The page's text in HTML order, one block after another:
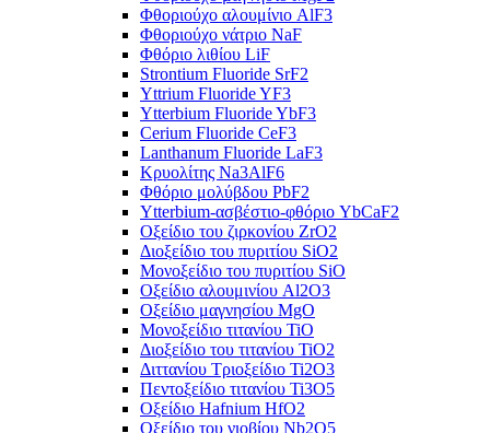
Φθοριούχο αλουμίνιο AlF3
Φθοριούχο νάτριο NaF
Φθόριο λιθίου LiF
Strontium Fluoride SrF2
Yttrium Fluoride YF3
Ytterbium Fluoride YbF3
Cerium Fluoride CeF3
Lanthanum Fluoride LaF3
Κρυολίτης Na3AlF6
Φθόριο μολύβδου PbF2
Ytterbium-ασβέστιο-φθόριο YbCaF2
Οξείδιο του ζιρκονίου ZrO2
Διοξείδιο του πυριτίου SiO2
Μονοξείδιο του πυριτίου SiO
Οξείδιο αλουμινίου Al2O3
Οξείδιο μαγνησίου MgO
Μονοξείδιο τιτανίου TiO
Διοξείδιο του τιτανίου TiO2
Διττανίου Τριοξείδιο Ti2O3
Πεντοξείδιο τιτανίου Ti3O5
Οξείδιο Hafnium HfO2
Οξείδιο του νιοβίου Nb2O5